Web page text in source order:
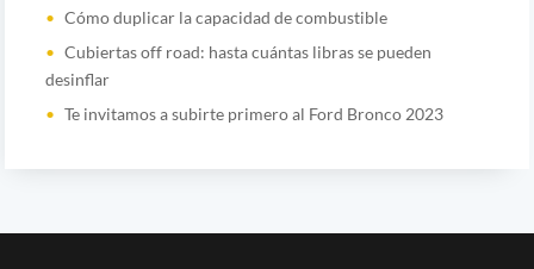
Cómo duplicar la capacidad de combustible
Cubiertas off road: hasta cuántas libras se pueden
desinflar
Te invitamos a subirte primero al Ford Bronco 2023